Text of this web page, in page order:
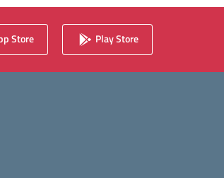
Store Play Store